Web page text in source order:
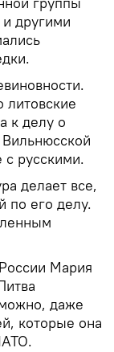
другими
литовские
к делу о
Вильнюсской
русскими.
делает все,
по его делу.
Мария
даже
которые она